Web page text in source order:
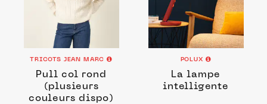
TRICOTS JEAN MARC
Pull col rond
(plusieurs
couleurs dispo)
POLUX
La lampe
intelligente